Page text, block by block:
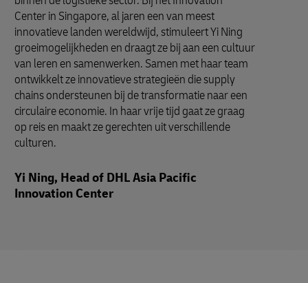
Center in Singapore, al jaren een van meest
innovatieve landen wereldwijd, stimuleert Yi Ning
groeimogelijkheden en draagt ze bij aan een cultuur
van leren en samenwerken. Samen met haar team
ontwikkelt ze innovatieve strategieën die supply
chains ondersteunen bij de transformatie naar een
circulaire economie. In haar vrije tijd gaat ze graag
op reis en maakt ze gerechten uit verschillende
culturen.
Yi Ning, Head of DHL Asia Pacific
Innovation Center